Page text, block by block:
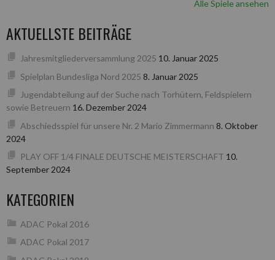
Alle Spiele ansehen
AKTUELLSTE BEITRÄGE
Jahresmitgliederversammlung 2025 10. Januar 2025
Spielplan Bundesliga Nord 2025 8. Januar 2025
Jugendabteilung auf der Suche nach Torhütern, Feldspielern
sowie Betreuern 16. Dezember 2024
Abschiedsspiel für unsere Nr. 2 Mario Zimmermann 8. Oktober
2024
PLAY OFF 1/4 FINALE DEUTSCHE MEISTERSCHAFT 10.
September 2024
KATEGORIEN
ADAC Pokal 2016
ADAC Pokal 2017